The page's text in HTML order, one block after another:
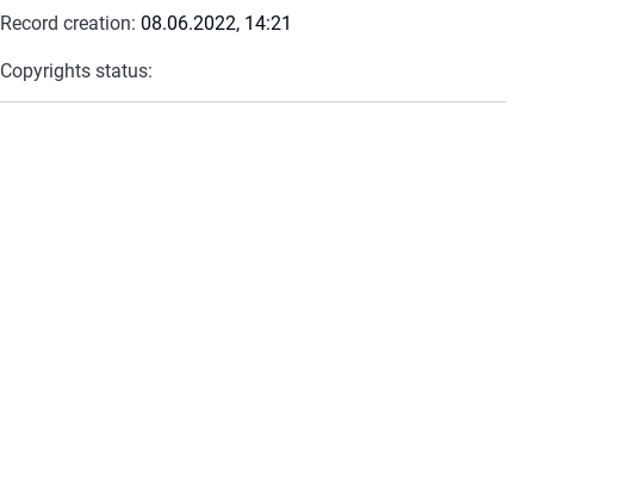
Record creation: 08.06.2022, 14:21
Copyrights status: